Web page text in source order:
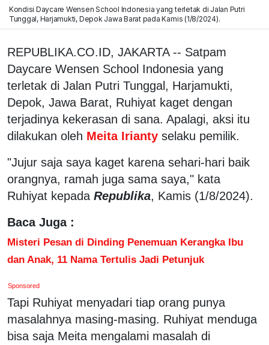
Kondisi Daycare Wensen School Indonesia yang terletak di Jalan Putri
Tunggal, Harjamukti, Depok Jawa Barat pada Kamis (1/8/2024).
REPUBLIKA.CO.ID, JAKARTA -- Satpam
Daycare Wensen School Indonesia yang
terletak di Jalan Putri Tunggal, Harjamukti,
Depok, Jawa Barat, Ruhiyat kaget dengan
terjadinya kekerasan di sana. Apalagi, aksi itu
dilakukan oleh Meita Irianty selaku pemilik.
"Jujur saja saya kaget karena sehari-hari baik
orangnya, ramah juga sama saya," kata
Ruhiyat kepada Republika, Kamis (1/8/2024).
Baca Juga :
Misteri Pesan di Dinding Penemuan Kerangka Ibu
dan Anak, 11 Nama Tertulis Jadi Petunjuk
Sponsored
Tapi Ruhiyat menyadari tiap orang punya
masalahnya masing-masing. Ruhiyat menduga
bisa saja Meita mengalami masalah di